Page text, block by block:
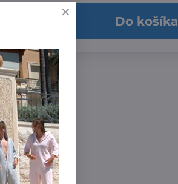
Do košíka
3,99 €